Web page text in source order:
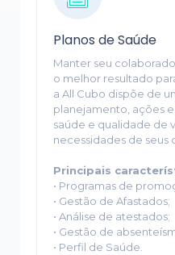
Planos de Saúde
Manter seu
o melhor resultado
a All Cubo dispõe de
planejamento, ações
saúde e qualidade de
necessidades de seus
Principais
• Programas de
• Gestão de Afastados;
• Análise de atestados;
• Gestão de
• Perfil de Saúde.